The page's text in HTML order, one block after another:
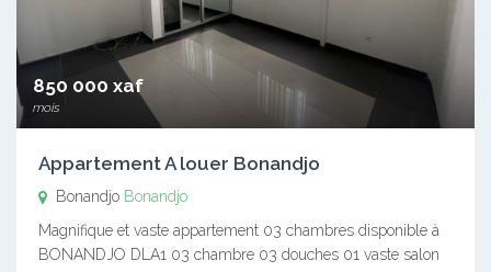
850 000 xaf
mois
Appartement A louer Bonandjo
Bonandjo Bonandjo
Magnifique et vaste appartement 03 chambres disponible à
BONANDJO DLA1 03 chambre 03 douches 01 vaste salon